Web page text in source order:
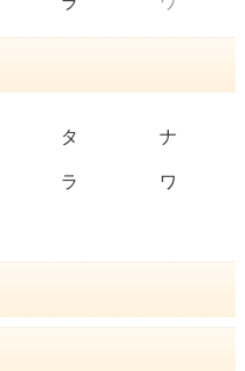
タ ナ
ラ ワ